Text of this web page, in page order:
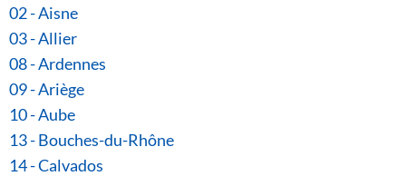
02 - Aisne
03 - Allier
08 - Ardennes
09 - Ariège
10 - Aube
13 - Bouches-du-Rhône
14 - Calvados